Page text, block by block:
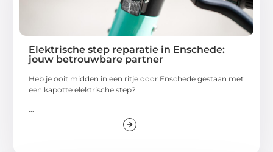
Elektrische step reparatie in Enschede:
jouw betrouwbare partner
Heb je ooit midden in een ritje door Enschede gestaan met
een kapotte elektrische step?
...